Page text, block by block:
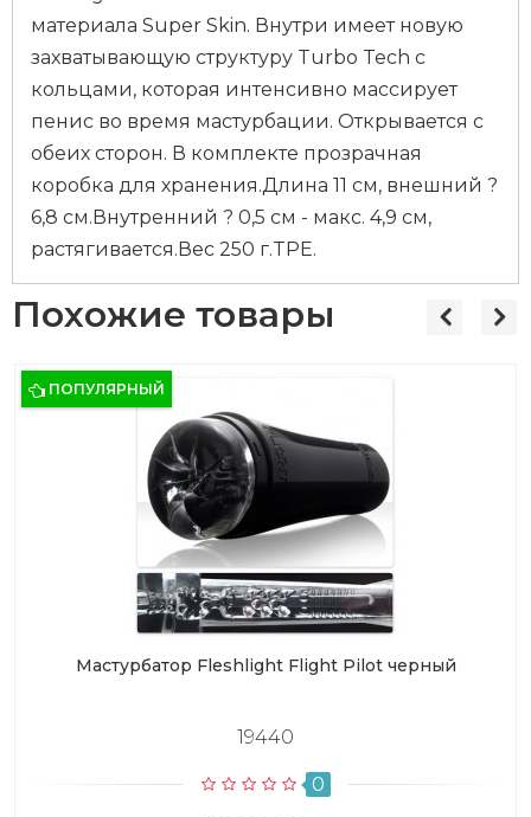
материала Super Skin. Внутри имеет новую
захватывающую структуру Turbo Tech с
кольцами, которая интенсивно массирует
пенис во время мастурбации. Открывается с
обеих сторон. В комплекте прозрачная
коробка для хранения.Длина 11 см, внешний ?
6,8 см.Внутренний ? 0,5 см - макс. 4,9 см,
растягивается.Вес 250 г.TPE.
Похожие товары
ПОПУЛЯРНЫЙ
Мастурбатор Fleshlight Flight Pilot черный
19440
0